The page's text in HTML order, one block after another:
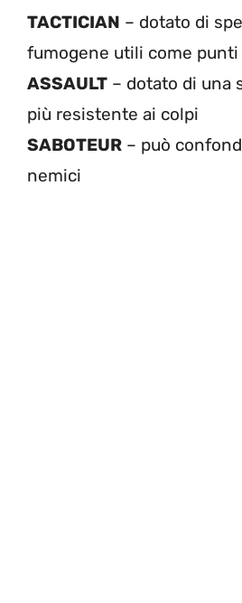
TACTICIAN – dotato di
fumogene utili come punti
ASSAULT – dotato di una
più resistente ai colpi
SABOTEUR – può
nemici